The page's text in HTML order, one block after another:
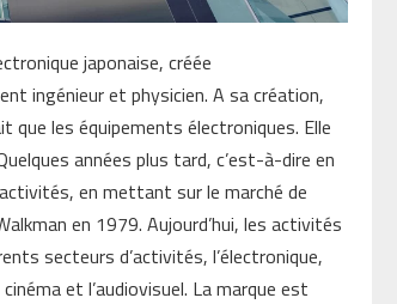
japonaise, créée
ingénieur et physicien. A sa création,
les équipements électroniques. Elle
années plus tard, c’est-à-dire en
en mettant sur le marché de
en 1979. Aujourd’hui, les activités
secteurs d’activités, l’électronique,
et l’audiovisuel. La marque est